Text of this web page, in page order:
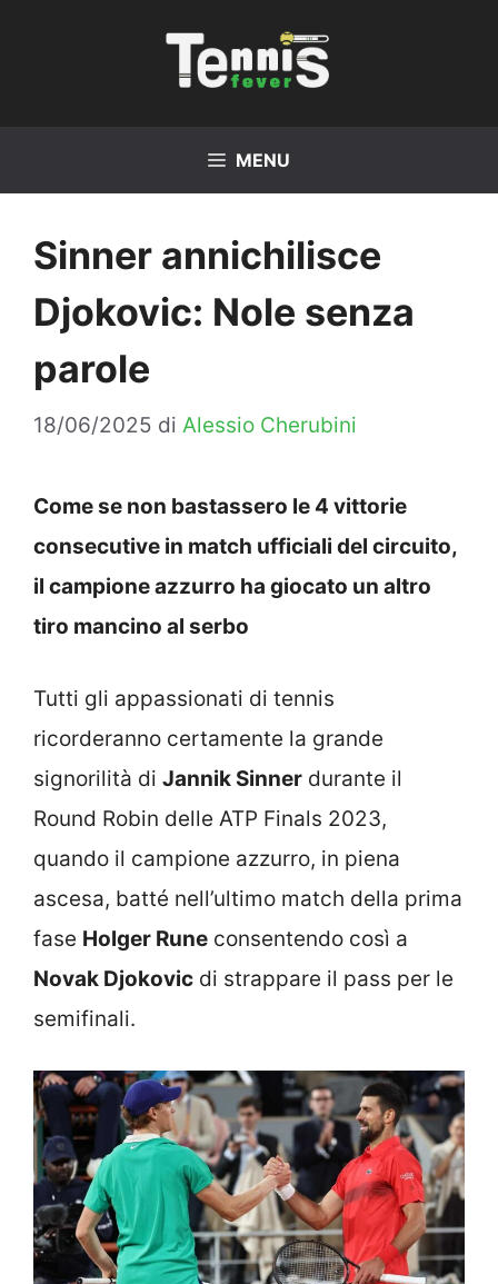
MENU
Sinner annichilisce
Djokovic: Nole senza
parole
18/06/2025 di Alessio Cherubini
Come se non bastassero le 4 vittorie
consecutive in match ufficiali del circuito,
il campione azzurro ha giocato un altro
tiro mancino al serbo
Tutti gli appassionati di tennis
ricorderanno certamente la grande
signorilità di Jannik Sinner durante il
Round Robin delle ATP Finals 2023,
quando il campione azzurro, in piena
ascesa, batté nell’ultimo match della prima
fase Holger Rune consentendo così a
Novak Djokovic di strappare il pass per le
semifinali.